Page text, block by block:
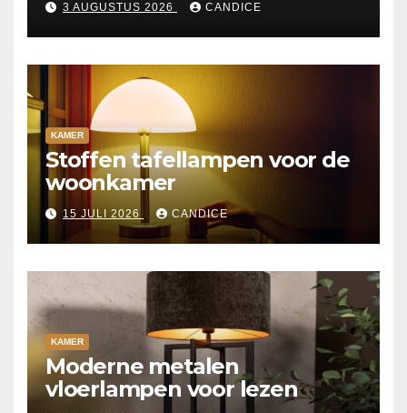
3 AUGUSTUS 2026 CANDICE
KAMER
Stoffen tafellampen voor de
woonkamer
15 JULI 2026 CANDICE
KAMER
Moderne metalen
vloerlampen voor lezen